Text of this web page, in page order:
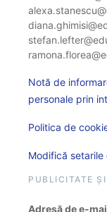
Notă de
personale prin
Politica de
Modifică
PUBLICITATE
Adresă de e-